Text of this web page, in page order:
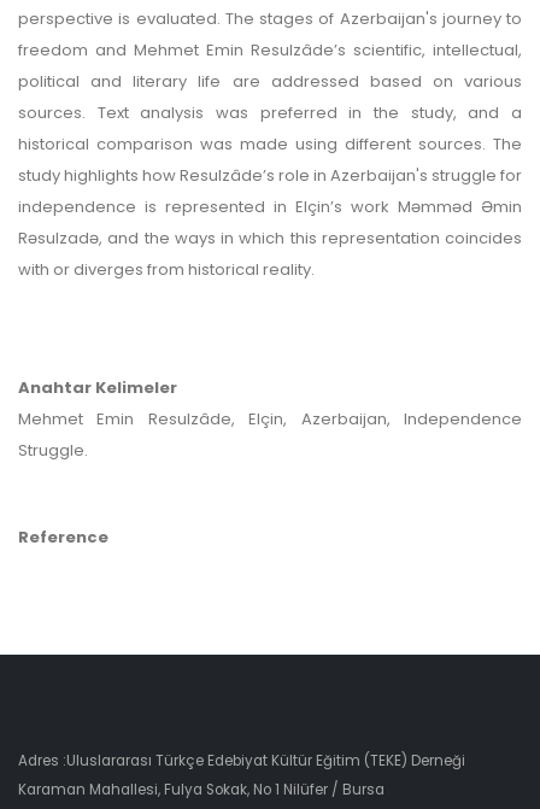
perspective is evaluated. The stages of Azerbaijan's journey to
freedom and Mehmet Emin Resulzâde’s scientific, intellectual,
political and literary life are addressed based on various
sources. Text analysis was preferred in the study, and a
historical comparison was made using different sources. The
study highlights how Resulzâde’s role in Azerbaijan's struggle for
independence is represented in Elçin’s work Məmməd Əmin
Rəsulzadə, and the ways in which this representation coincides
with or diverges from historical reality.
Anahtar Kelimeler
Mehmet Emin Resulzâde, Elçin, Azerbaijan, Independence
Struggle.
Reference
Adres :Uluslararası Türkçe Edebiyat Kültür Eğitim (TEKE) Derneği
Karaman Mahallesi, Fulya Sokak, No 1 Nilüfer / Bursa